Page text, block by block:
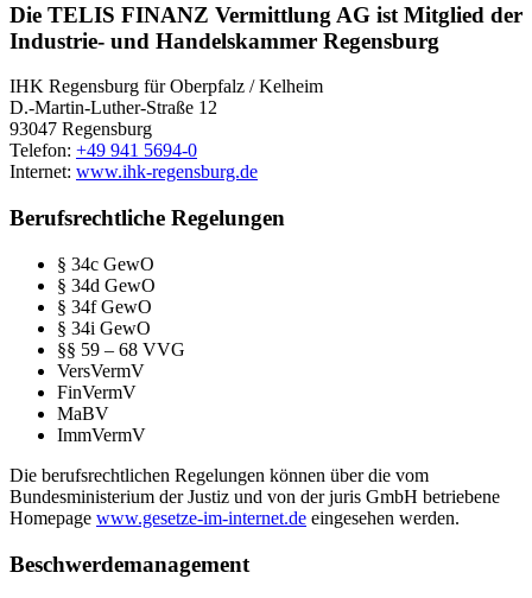
Die TELIS FINANZ Vermittlung AG ist Mitglied der
Industrie- und Handelskammer Regensburg
IHK Regensburg für Oberpfalz / Kelheim
D.-Martin-Luther-Straße 12
93047 Regensburg
Telefon: +49 941 5694-0
Internet: www.ihk-regensburg.de
Berufsrechtliche Regelungen
§ 34c GewO
§ 34d GewO
§ 34f GewO
§ 34i GewO
§§ 59 – 68 VVG
VersVermV
FinVermV
MaBV
ImmVermV
Die berufsrechtlichen Regelungen können über die vom
Bundesministerium der Justiz und von der juris GmbH betriebene
Homepage www.gesetze-im-internet.de eingesehen werden.
Beschwerdemanagement